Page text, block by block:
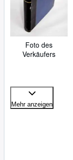
Foto des
Verkäufers
Mehr anzeigen